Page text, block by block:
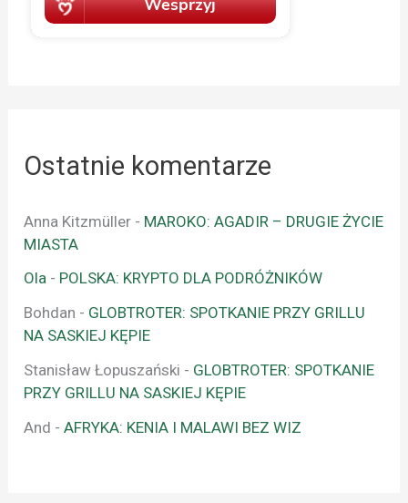
Ostatnie komentarze
Anna Kitzmüller - MAROKO: AGADIR – DRUGIE ŻYCIE
MIASTA
Ola - POLSKA: KRYPTO DLA PODRÓŻNIKÓW
Bohdan - GLOBTROTER: SPOTKANIE PRZY GRILLU
NA SASKIEJ KĘPIE
Stanisław Łopuszański - GLOBTROTER: SPOTKANIE
PRZY GRILLU NA SASKIEJ KĘPIE
And -AFRYKA: KENIA I MALAWI BEZ WIZ